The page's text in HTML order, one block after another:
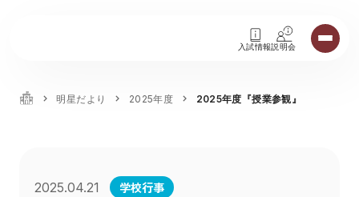
入試情報説明会
明星だより 2025年度 2025年度『授業参観』
2025.04.21 学校行事